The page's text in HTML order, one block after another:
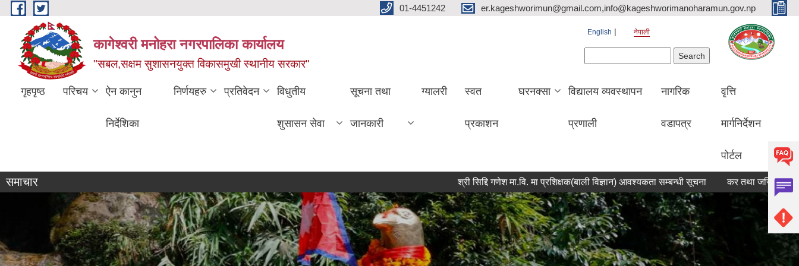
Skip to main content 01-4451242 er.kageshworimun@gmail.com,info@kageshworimanoharamun.gov.np
कागेश्वरी मनोहरा नगरपालिका कार्यालय
"सबल,सक्षम सुशासनयुक्त विकासमुखी स्थानीय सरकार"
English नेपाली
गृहपृष्ठ परिचय ऐन कानुन
निर्देशिका
निर्णयहरु प्रतिवेदन विधुतीय
शुसासन सेवा
सूचना तथा
जानकारी
ग्यालरी स्वत
प्रकाशन
घरनक्सा विद्यालय व्यवस्थापन
प्रणाली
नागरिक
वडापत्र
वृत्ति
मार्गनिर्देशन
पोर्टल
समाचार श्री सिद्दि गणेश मा.वि. मा प्रशिक्षक(बाली विज्ञान) आवश्यकता सम्बन्धी सूचना कर तथा जरिवाना छुट सम्बन्धी